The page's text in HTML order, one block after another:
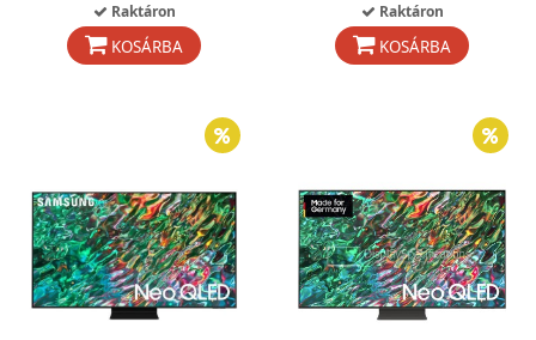
Raktáron
KOSÁRBA
Raktáron
KOSÁRBA